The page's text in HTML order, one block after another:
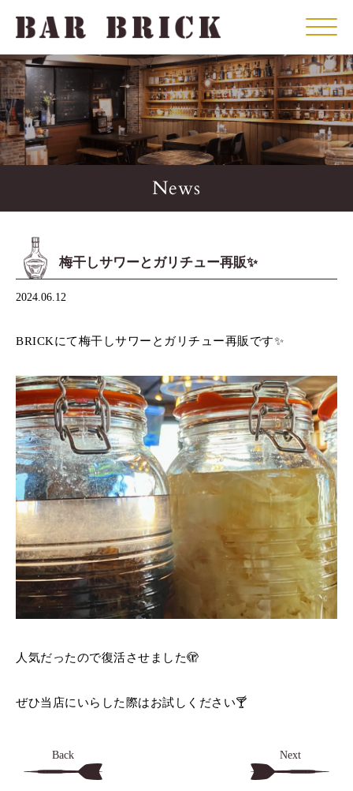
Click
News
梅干しサワーとガリチュー再販✨️
2024.06.12
BRICKにて梅干しサワーとガリチュー再販です✨️
人気だったので復活させました🫣
ぜひ当店にいらした際はお試しください🍸
Back Next